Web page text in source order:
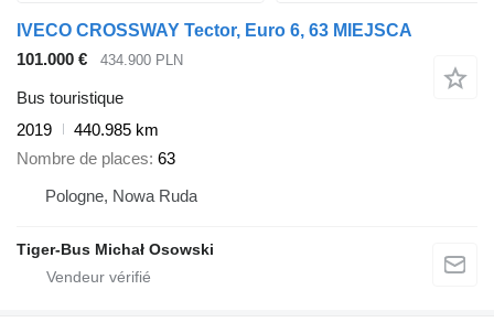
IVECO CROSSWAY Tector, Euro 6, 63 MIEJSCA
101.000 €
434.900 PLN
Bus touristique
2019
440.985 km
Nombre de places 63
Pologne, Nowa Ruda
Tiger-Bus Michał Osowski